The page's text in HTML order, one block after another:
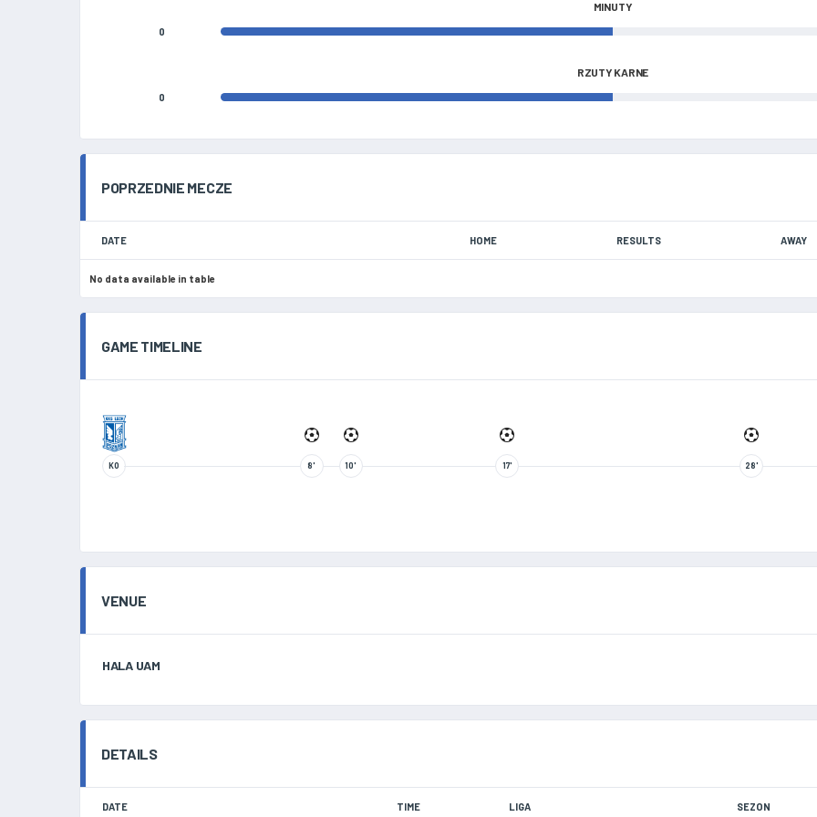
MINUTY
0
RZUTY KARNE
0
POPRZEDNIE MECZE
DATE HOME RESULTS AWAY
No data available in table
GAME TIMELINE
KO 8' 10' 17' 28'
VENUE
HALA UAM
DETAILS
DATE TIME LIGA SEZON